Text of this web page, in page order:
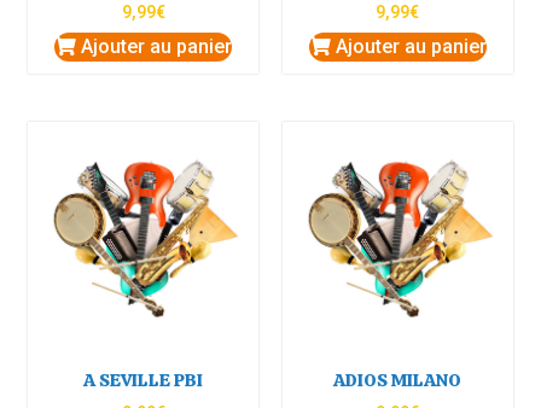
9,99€
Ajouter au panier
9,99€
Ajouter au panier
A SEVILLE PBI ADIOS MILANO